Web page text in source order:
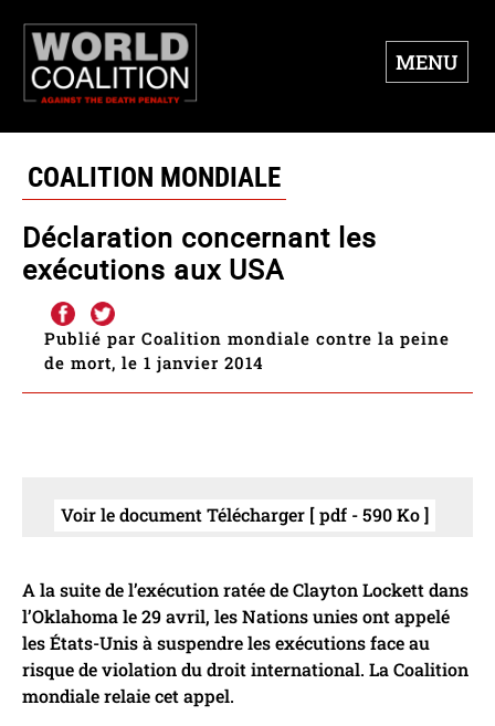
MENU
COALITION MONDIALE
Déclaration concernant les
exécutions aux USA
Publié par Coalition mondiale contre la peine
de mort, le 1 janvier 2014
Voir le document Télécharger [ pdf - 590 Ko ]
A la suite de l’exécution ratée de Clayton Lockett dans
l’Oklahoma le 29 avril, les Nations unies ont appelé
les États-Unis à suspendre les exécutions face au
risque de violation du droit international. La Coalition
mondiale relaie cet appel.